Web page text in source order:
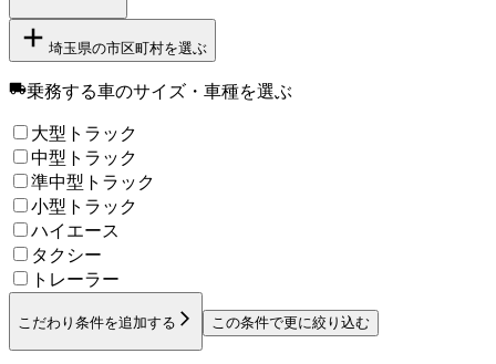
埼玉県の市区町村を選ぶ
乗務する車のサイズ・車種を選ぶ
大型トラック
中型トラック
準中型トラック
小型トラック
ハイエース
タクシー
トレーラー
こだわり条件を追加する この条件で更に絞り込む